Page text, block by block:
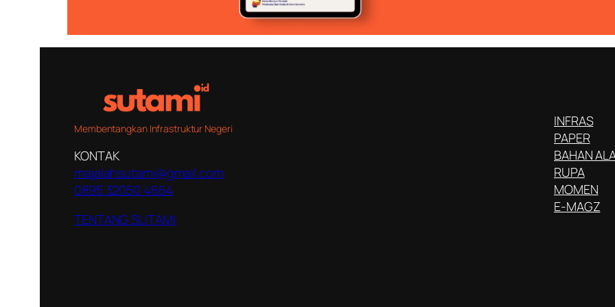
Membentangkan Infrastruktur Negeri
KONTAK
majalahsutami@gmail.com
0895 32050 4664
TENTANG SUTAMI
INFRAS
PAPER
BAHAN
RUPA
MOMEN
E-MAGZ